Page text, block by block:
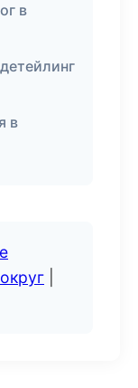
в
в